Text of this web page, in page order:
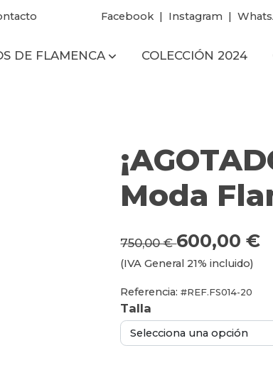
Facebook | Instagram |
DE FLAMENCA COLECCIÓN 2024
Moda
750,00 €600,00 €
(IVA General 21% incluido)
Referencia:#REF.FS014-20
Talla
Selecciona una opción